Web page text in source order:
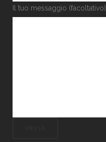
Il tuo messaggio (facoltativo)